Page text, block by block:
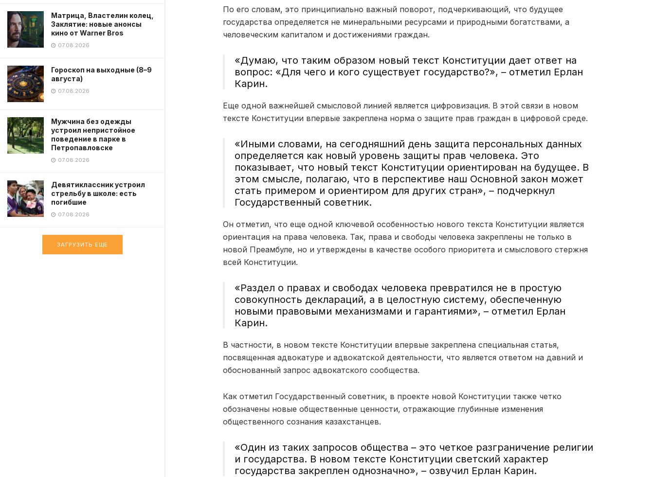
Матрица, Властелин колец,
Заклятие: новые анонсы
кино от Warner Bros
07.08.2026
Гороскоп на выходные (8–9
августа)
07.08.2026
Мужчина без одежды
устроил непристойное
поведение в парке в
Петропавловске
07.08.2026
Девятиклассник устроил
стрельбу в школе: есть
погибшие
07.08.2026
ЗАГРУЗИТЬ ЕЩЕ
По его словам, это принципиально важный поворот, подчеркивающий, что будущее
государства определяется не минеральными ресурсами и природными богатствами, а
человеческим капиталом и достижениями граждан.
«Думаю, что таким образом новый текст Конституции дает ответ на
вопрос: «Для чего и кого существует государство?», – отметил Ерлан
Карин.
Еще одной важнейшей смысловой линией является цифровизация. В этой связи в новом
тексте Конституции впервые закреплена норма о защите прав граждан в цифровой среде.
«Иными словами, на сегодняшний день защита персональных данных
определяется как новый уровень защиты прав человека. Это
показывает, что новый текст Конституции ориентирован на будущее. В
этом смысле, полагаю, что в перспективе наш Основной закон может
стать примером и ориентиром для других стран», – подчеркнул
Государственный советник.
Он отметил, что еще одной ключевой особенностью нового текста Конституции является
ориентация на права человека. Так, права и свободы человека закреплены не только в
новой Преамбуле, но и утверждены в качестве особого приоритета и смыслового стержня
всей Конституции.
«Раздел о правах и свободах человека превратился не в простую
совокупность деклараций, а в целостную систему, обеспеченную
новыми правовыми механизмами и гарантиями», – отметил Ерлан
Карин.
В частности, в новом тексте Конституции впервые закреплена специальная статья,
посвященная адвокатуре и адвокатской деятельности, что является ответом на давний и
обоснованный запрос адвокатского сообщества.
Как отметил Государственный советник, в проекте новой Конституции также четко
обозначены новые общественные ценности, отражающие глубинные изменения
общественного сознания казахстанцев.
«Один из таких запросов общества – это четкое разграничение религии
и государства. В новом тексте Конституции светский характер
государства закреплен однозначно», – озвучил Ерлан Карин.